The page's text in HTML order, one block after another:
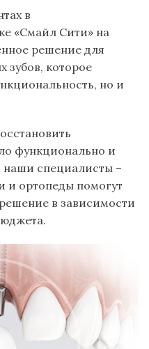
в
«Смайл Сити» на
решение для
зубов, которое
но и
функционально и
наши специалисты –
и ортопеды помогут
в зависимости